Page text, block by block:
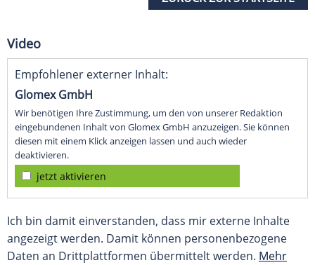
Video
Empfohlener externer Inhalt:
Glomex GmbH
Wir benötigen Ihre Zustimmung, um den von unserer Redaktion
eingebundenen Inhalt von Glomex GmbH anzuzeigen. Sie können
diesen mit einem Klick anzeigen lassen und auch wieder
deaktivieren.
jetzt aktivieren
Ich bin damit einverstanden, dass mir externe Inhalte
angezeigt werden. Damit können personenbezogene
Daten an Drittplattformen übermittelt werden. Mehr